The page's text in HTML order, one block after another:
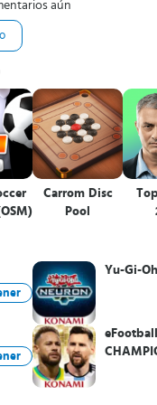
aún
Carrom Disc
Pool
Yu-Gi-